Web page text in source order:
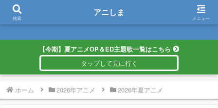
アニしま
【今期】夏アニメOP＆ED主題歌一覧はこちら
ホーム 2026年アニメ 2026年夏アニメ
検索
アニしま
メニュー